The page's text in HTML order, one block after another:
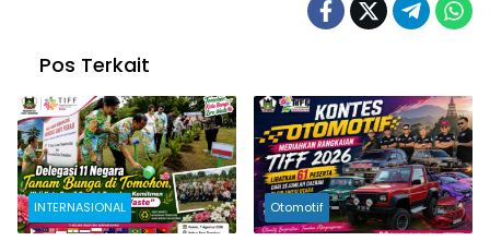
Pos Terkait
INTERNASIONAL Otomotif